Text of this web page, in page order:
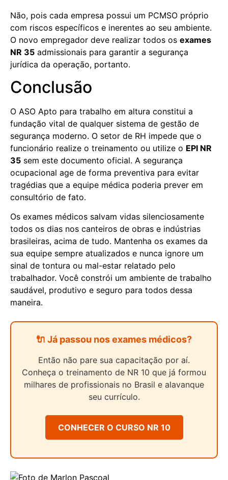
Não, pois cada empresa possui um PCMSO próprio
com riscos específicos e inerentes ao seu ambiente.
O novo empregador deve realizar todos os exames
NR 35 admissionais para garantir a segurança
jurídica da operação, portanto.
Conclusão
O ASO Apto para trabalho em altura constitui a
fundação vital de qualquer sistema de gestão de
segurança moderno. O setor de RH impede que o
funcionário realize o treinamento ou utilize o EPI NR
35 sem este documento oficial. A segurança
ocupacional age de forma preventiva para evitar
tragédias que a equipe médica poderia prever em
consultório de fato.
Os exames médicos salvam vidas silenciosamente
todos os dias nos canteiros de obras e indústrias
brasileiras, acima de tudo. Mantenha os exames da
sua equipe sempre atualizados e nunca ignore um
sinal de tontura ou mal-estar relatado pelo
trabalhador. Você constrói um ambiente de trabalho
saudável, produtivo e seguro para todos dessa
maneira.
🔌 Já passou nos exames médicos?
Então não pare sua capacitação por aí.
Conheça o treinamento de NR 10 que já formou
milhares de profissionais no Brasil e alavanque
seu currículo.
CONHECER O CURSO NR 10